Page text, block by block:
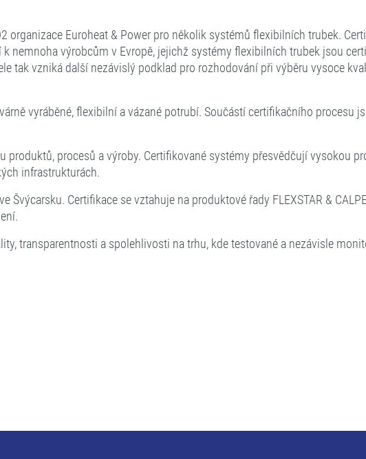
organizace Euroheat & Power pro několik systémů flexibilních trubek.
k nemnoha výrobcům v Evropě, jejichž systémy flexibilních trubek jsou
tak vzniká další nezávislý podklad pro rozhodování při výběru vysoce
vyráběné, flexibilní a vázané potrubí. Součástí certifikačního procesu
procesů a výroby. Certifikované systémy přesvědčují vysokou
infrastrukturách.
Certifikace se vztahuje na produktové řady FLEXSTAR &
transparentnosti a spolehlivosti na trhu, kde testované a nezávisle